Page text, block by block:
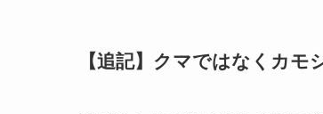
【追記】クマではなくカモ